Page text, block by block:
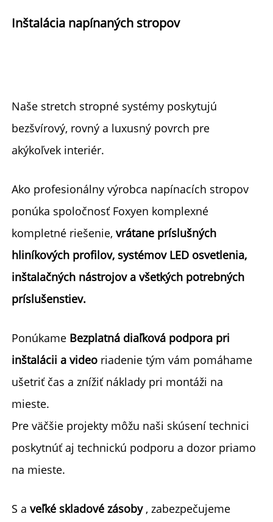
Inštalácia napínaných stropov
Naše stretch stropné systémy poskytujú
bezšvírový, rovný a luxusný povrch pre
akýkoľvek interiér.
Ako profesionálny výrobca napínacích stropov
ponúka spoločnosť Foxyen komplexné
kompletné riešenie, vrátane príslušných
hliníkových profilov, systémov LED osvetlenia,
inštalačných nástrojov a všetkých potrebných
príslušenstiev.
Ponúkame Bezplatná diaľková podpora pri
inštalácii a video riadenie tým vám pomáhame
ušetriť čas a znížiť náklady pri montáži na
mieste.
Pre väčšie projekty môžu naši skúsení technici
poskytnúť aj technickú podporu a dozor priamo
na mieste.
S a veľké skladové zásoby , zabezpečujeme